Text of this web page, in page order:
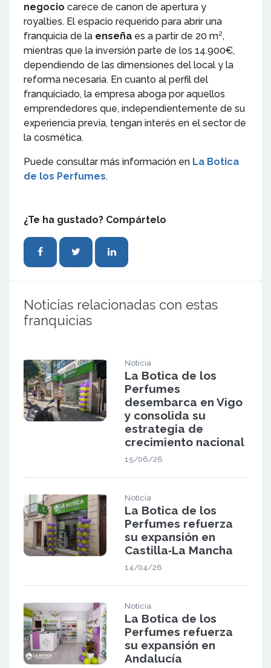
negocio carece de canon de apertura y
royalties. El espacio requerido para abrir una
franquicia de la enseña es a partir de 20 m²,
mientras que la inversión parte de los 14.900€,
dependiendo de las dimensiones del local y la
reforma necesaria. En cuanto al perfil del
franquiciado, la empresa aboga por aquellos
emprendedores que, independientemente de su
experiencia previa, tengan interés en el sector de
la cosmética.
Puede consultar más información en La Botica
de los Perfumes.
¿Te ha gustado? Compártelo
Noticias relacionadas con estas
franquicias
Noticia
La Botica de los
Perfumes
desembarca en Vigo
y consolida su
estrategia de
crecimiento nacional
15/06/26
Noticia
La Botica de los
Perfumes refuerza
su expansión en
Castilla‑La Mancha
14/04/26
Noticia
La Botica de los
Perfumes refuerza
su expansión en
Andalucía